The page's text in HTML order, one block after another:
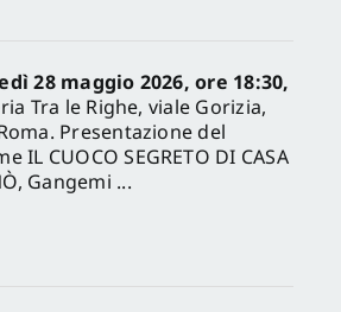
28 maggio 2026, ore 18:30,
Tra le Righe, viale Gorizia,
Presentazione del
IL CUOCO SEGRETO DI CASA
Gangemi ...